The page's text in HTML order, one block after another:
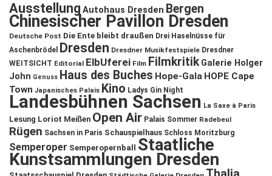
Ausstellung Autohaus Dresden Bergen
Chinesischer Pavillon Dresden
Deutsche Post Die Ente bleibt draußen Drei Haselnüsse für
Aschenbrödel
Dresden Dresdner Musikfestspiele Dresdner
WEITSICHT Editorial ElbUferei Film Filmkritik Galerie Holger
John Genuss Haus des Buches Hope-Gala HOPE Cape
Town Japanisches Palais Kino Ladys Gin Night
Landesbühnen Sachsen La Saxe à Paris
Lesung Loriot Meißen Open Air Palais Sommer Radebeul
Rügen Sachsen in Paris Schauspielhaus Schloss Moritzburg
Semperoper Semperopernball Staatliche
Kunstsammlungen Dresden